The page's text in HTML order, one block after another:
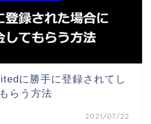
に勝手に登録されてし
らう方法
2021/07/22